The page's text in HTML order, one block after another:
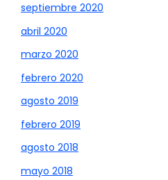
septiembre 2020
abril 2020
marzo 2020
febrero 2020
agosto 2019
febrero 2019
agosto 2018
mayo 2018